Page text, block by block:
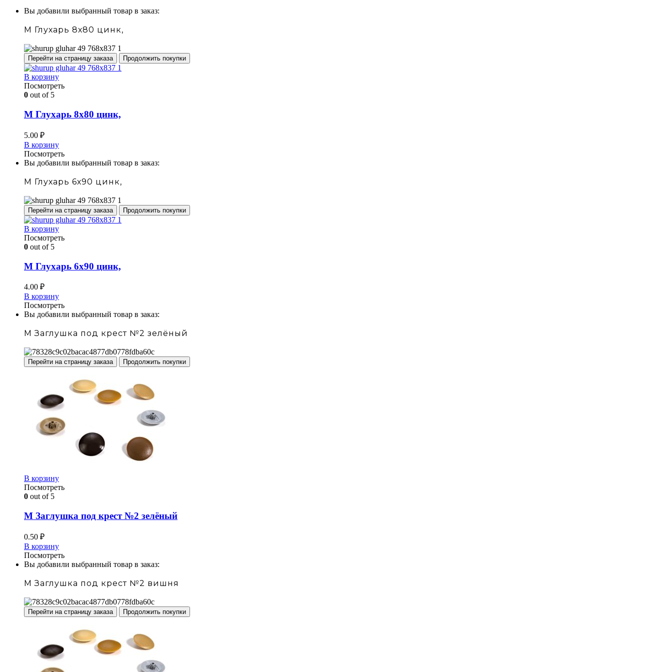
Вы добавили выбранный товар в заказ:
М Глухарь 8х80 цинк,
Перейти на страницу заказа Продолжить покупки
В корзину
Посмотреть
0 out of 5
М Глухарь 8х80 цинк,
5.00 ₽
В корзину
Посмотреть
Вы добавили выбранный товар в заказ:
М Глухарь 6х90 цинк,
Перейти на страницу заказа Продолжить покупки
В корзину
Посмотреть
0 out of 5
М Глухарь 6х90 цинк,
4.00 ₽
В корзину
Посмотреть
Вы добавили выбранный товар в заказ:
М Заглушка под крест №2 зелёный
Перейти на страницу заказа Продолжить покупки
В корзину
Посмотреть
0 out of 5
М Заглушка под крест №2 зелёный
0.50 ₽
В корзину
Посмотреть
Вы добавили выбранный товар в заказ:
М Заглушка под крест №2 вишня
Перейти на страницу заказа Продолжить покупки